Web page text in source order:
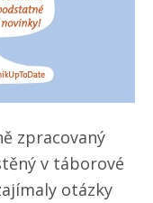
zpracovaný
v táborové
otázky